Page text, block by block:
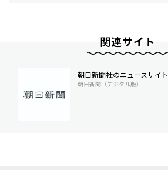
関連サイト
朝日新聞社のニュースサイト
朝日新聞（デジタル版）